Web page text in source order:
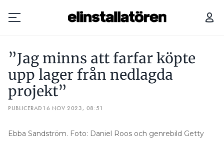
Prenumerera
Hantera prenumeration
”Jag minns att farfar köpte
upp lager från nedlagda
projekt”
PUBLICERAD 16 NOV 2023, 08:51
Ebba Sandström. Foto: Daniel Roos och genrebild Getty